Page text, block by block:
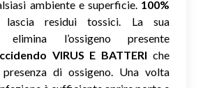
ambiente e superficie. 100%
residui tossici. La sua
elimina l’ossigeno presente
VIRUS E BATTERI che
di ossigeno. Una volta